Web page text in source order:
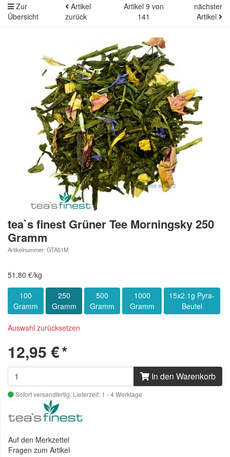
Zur
Übersicht
Artikel
zurück
Artikel 9 von
141
nächster
Artikel
tea`s finest Grüner Tee Morningsky 250
Gramm
Artikelnummer: GTA51M
51,80 €/kg
100
Gramm
250
Gramm
500
Gramm
1000
Gramm
15x2.1g Pyra-
Beutel
Auswahl zurücksetzen
12,95 €*
In den Warenkorb
Sofort versandfertig, Lieferzeit: 1 - 4 Werktage
Auf den Merkzettel
Fragen zum Artikel